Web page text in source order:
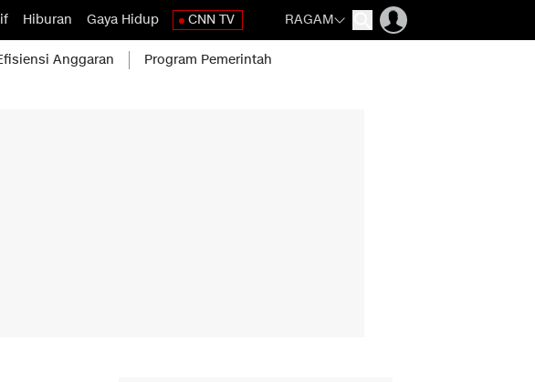
Hiburan Gaya Hidup CNN TV RAGAM
Anggaran Program Pemerintah